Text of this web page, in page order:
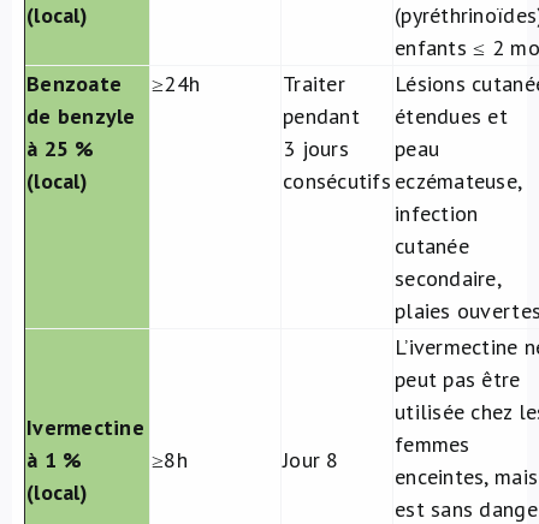
(local)
enfants ≤ 2
Benzoate
de benzyle
à 25 %
(local)​
≥24h
Traiter
pendant
3 jours
consécutifs
Lésions
étendues et
peau
eczémateuse,
infection
cutanée
secondaire,
plaies
Ivermectine
à 1 %
(local)
≥8h Jour 8
L’ivermectine
peut pas être
utilisée chez
femmes
enceintes, mais
est sans